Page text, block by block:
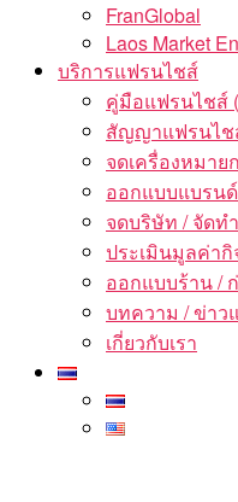
FranGlobal
Laos Market
บริการแฟรนไชส์
คู่มือแฟรนไชส์
สัญญาแฟรนไ
จดเครื่องหมาย
ออกแบบแบรนด์
จดบริษัท / จัด
ประเมินมูลค่ากิ
ออกแบบร้าน /
บทความ / ข่าว
เกี่ยวกับเรา